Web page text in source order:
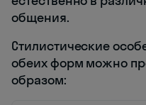
общения.
Стилистические
обеих форм можно
образом: